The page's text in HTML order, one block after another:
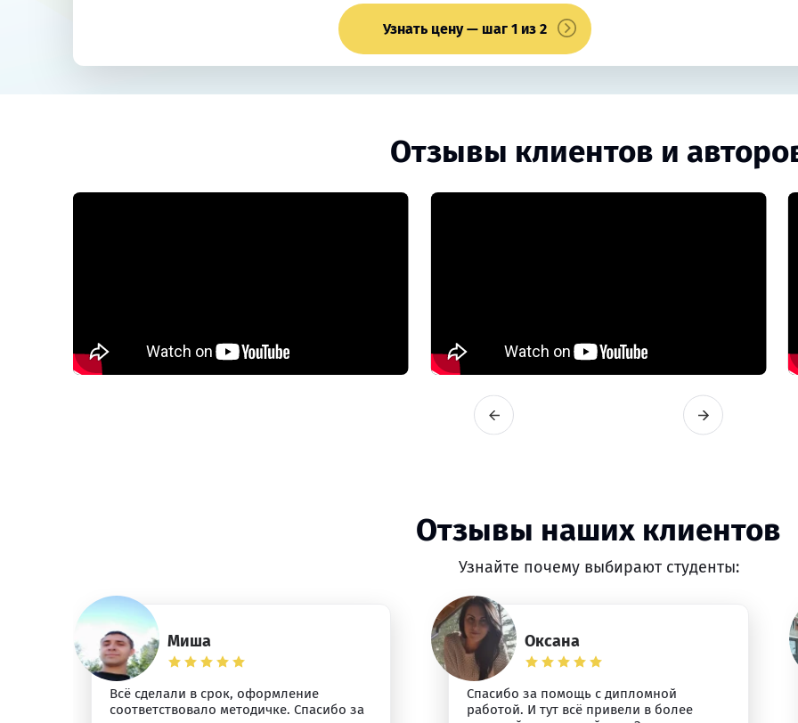
Узнать цену — шаг 1 из 2
Отзывы клиентов и
Отзывы наших клиентов
Узнайте почему выбирают студенты:
Миша
Всё сделали в срок, оформление
соответствовало методичке. Спасибо за
Оксана
Спасибо за помощь с дипломной
работой. И тут всё привели в более